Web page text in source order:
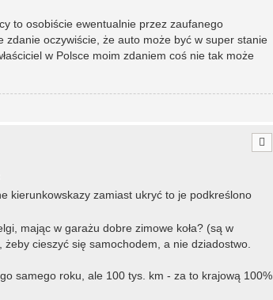
to osobiście ewentualnie przez zaufanego
zdanie oczywiście, że auto może być w super stanie
w Polsce moim zdaniem coś nie tak może
kierunkowskazy zamiast ukryć to je podkreślono
mając w garażu dobre zimowe koła? (są w
cieszyć się samochodem, a nie dziadostwo.
samego roku, ale 100 tys. km - za to krajową 100%